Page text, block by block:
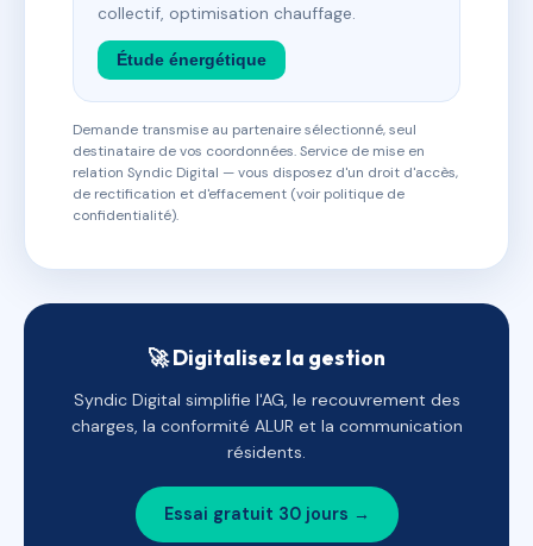
collectif, optimisation chauffage.
Étude énergétique
Demande transmise au partenaire sélectionné, seul
destinataire de vos coordonnées. Service de mise en
relation Syndic Digital — vous disposez d'un droit d'accès,
de rectification et d'effacement (voir politique de
confidentialité).
🚀 Digitalisez la gestion
Syndic Digital simplifie l'AG, le recouvrement des
charges, la conformité ALUR et la communication
résidents.
Essai gratuit 30 jours →